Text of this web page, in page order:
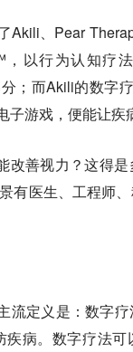
Akili、Pear
以行为认知疗
；而Akili的数字
游戏，便能让疾
善视力？这得是
有医生、工程师
流定义是：数字
病。数字疗法